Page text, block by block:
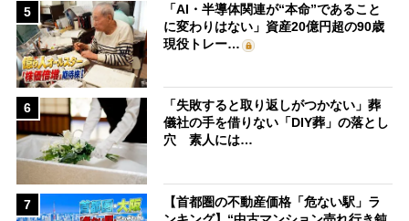
5
「AI・半導体関連が“本命”であること
に変わりはない」資産20億円超の90歳
現役トレー…
6
「失敗すると取り返しがつかない」葬
儀社の手を借りない「DIY葬」の落とし
穴 素人には…
7
【首都圏の不動産価格「危ない駅」ラ